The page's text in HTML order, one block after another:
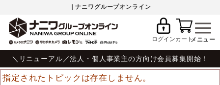
｜ナニワグループオンライン
ログインカート
＼リニューアル／法人・個人事業主の方向け会員募集開始！
指定されたトピックは存在しません。